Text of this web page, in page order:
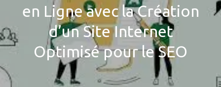
en Ligne avec la Création
d’un Site Internet
Optimisé pour le SEO